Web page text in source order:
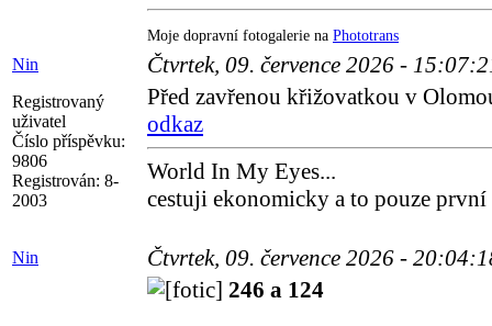
Moje dopravní fotogalerie na Phototrans
Nin Čtvrtek, 09. července 2026 -
Registrovaný
uživatel
Číslo příspěvku:
9806
Registrován: 8-
2003
Před zavřenou křižovatkou v
odkaz
World In My Eyes...
cestuji ekonomicky a to pouze
Nin Čtvrtek, 09. července 2026 -
246 a 124